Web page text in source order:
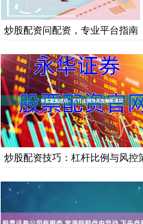
炒股配资问配资，专业平台指南
炒股配资技巧：杠杆比例与风控